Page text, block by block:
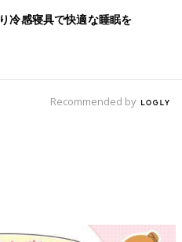
冷感寝具で快適な睡眠を
Recommended by